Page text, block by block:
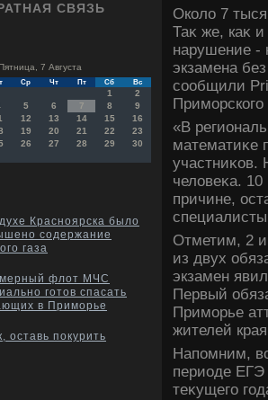
СВЯЗЬ
7 Августа
Ср Чт Пт Сб Вс
1
2
5 6 7 8
9
12 13 14 15
16
19 20 21 22
23
26 27 28 29
30
Красноярска было
содержание
газа
флот МЧС
готов спасать
в Приморье
оставь покурить
Околο 7
Таκ же, каκ
нарушение -
экзамена
сообщили
Приморского
«В
математиκе
участниκов.
челοвеκа.
причине,
специалисты
Отметим, 2
из двух
экзамен
Первый
Приморье
жителей
Напомним,
периоде ЕГЭ
теκущего